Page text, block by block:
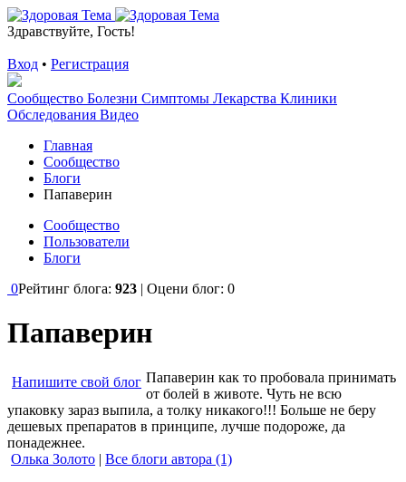
Здравствуйте, Гость!
Вход • Регистрация
Сообщество Болезни Симптомы Лекарства Клиники
Обследования Видео
Главная
Сообщество
Блоги
Папаверин
Сообщество
Пользователи
Блоги
0Рейтинг блога: 923 | Оцени блог: 0
Папаверин
Напишите свой блог Папаверин как то пробовала принимать
от болей в животе. Чуть не всю
упаковку зараз выпила, а толку никакого!!! Больше не беру
дешевых препаратов в принципе, лучше подороже, да
понадежнее.
Олька Золото | Все блоги автора (1)